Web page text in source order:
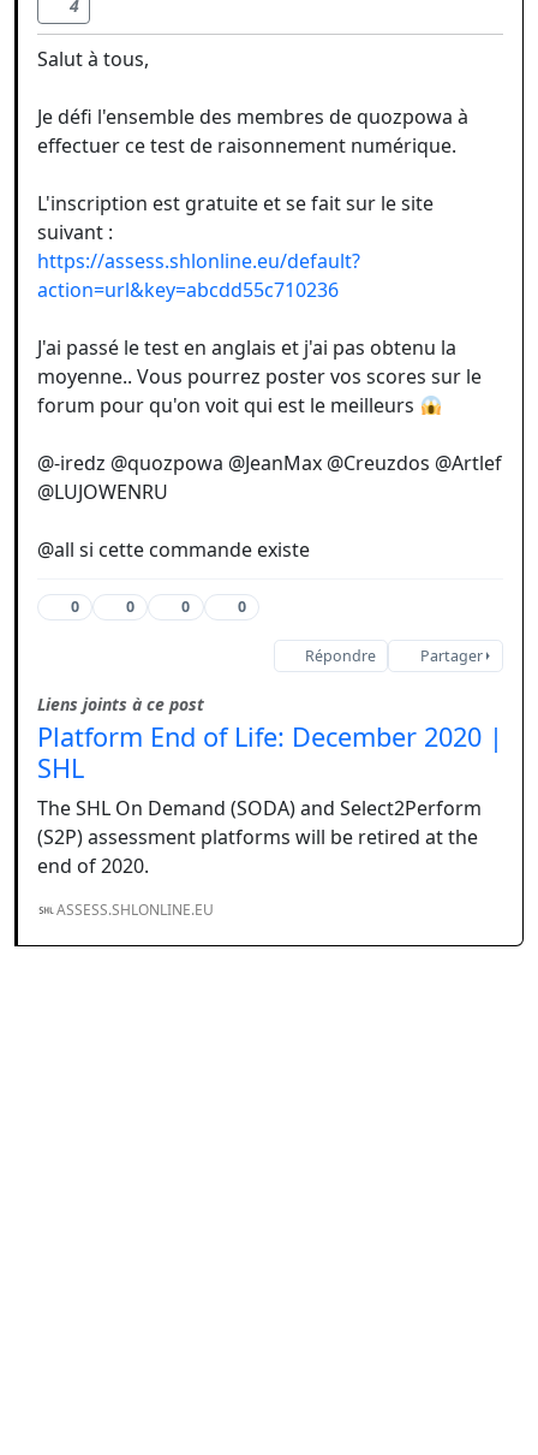
4
Salut à tous,
Je défi l'ensemble des membres de quozpowa à
effectuer ce test de raisonnement numérique.
L'inscription est gratuite et se fait sur le site
suivant :
https://assess.shlonline.eu/default?
action=url&key=abcdd55c710236
J'ai passé le test en anglais et j'ai pas obtenu la
moyenne.. Vous pourrez poster vos scores sur le
forum pour qu'on voit qui est le meilleurs
@-iredz @quozpowa @JeanMax @Creuzdos @Artlef
@LUJOWENRU
@all si cette commande existe
0 0 0 0
Répondre Partager
Liens joints à ce post
Platform End of Life: December 2020 |
SHL
The SHL On Demand (SODA) and Select2Perform
(S2P) assessment platforms will be retired at the
end of 2020.
ASSESS.SHLONLINE.EU